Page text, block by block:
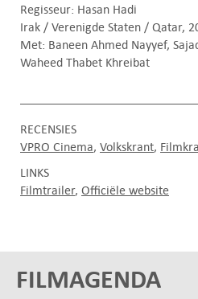
Regisseur: Hasan Hadi
Irak / Verenigde Staten / Qatar,
Met: Baneen Ahmed Nayyef,
Waheed Thabet Khreibat
RECENSIES
VPRO Cinema Volkskrant
LINKS
Filmtrailer Officiële website
FILMAGENDA